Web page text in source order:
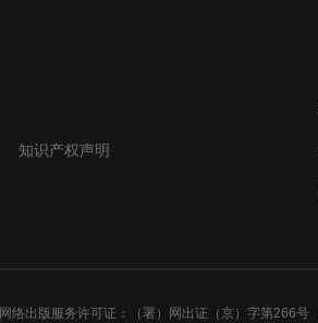
知识产权声明
网络出版服务许可证：（署）网出证（京）字第266号